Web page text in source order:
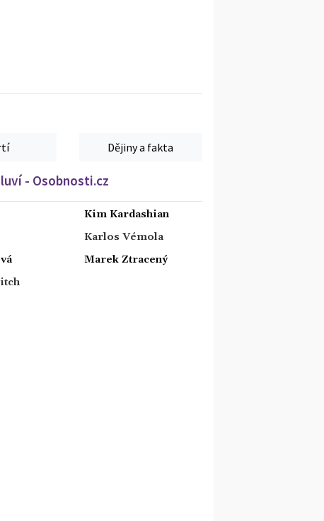
Dějiny a fakta
- Osobnosti.cz
Kim Kardashian
Karlos Vémola
Marek Ztracený